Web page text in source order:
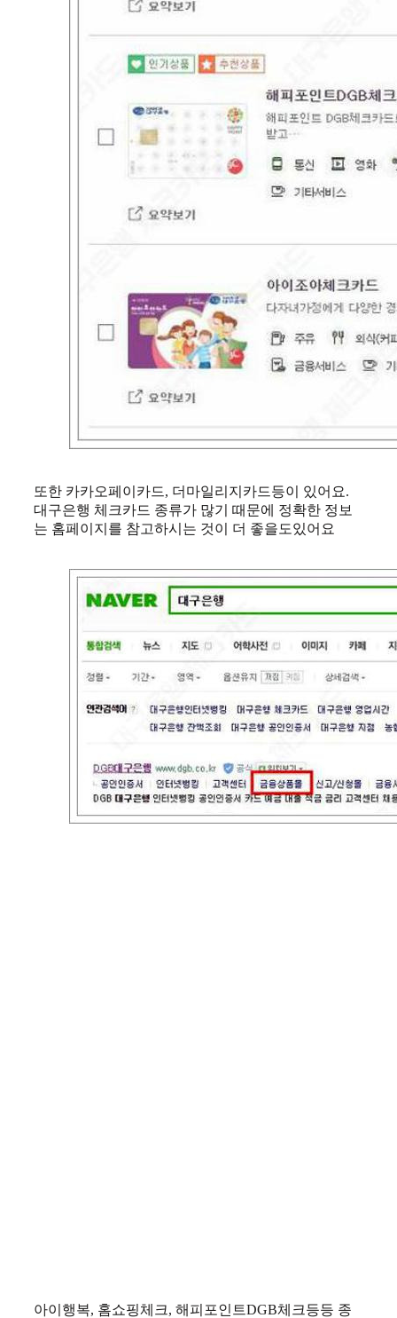
또한 카카오페이카드, 더마일리지카드등이 있어요.
대구은행 체크카드 종류가 많기 때문에 정확한 정보
는 홈페이지를 참고하시는 것이 더 좋을도있어요
아이행복, 홈쇼핑체크, 해피포인트DGB체크등등 종